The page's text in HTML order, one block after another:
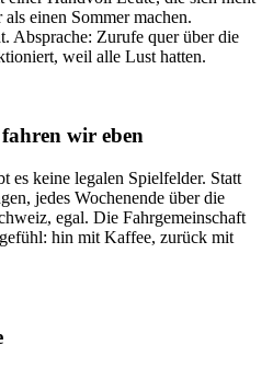
einen Sommer machen.
Absprache: Zurufe quer über die
weil alle Lust hatten.
wir eben
es keine legalen Spielfelder. Statt
jedes Wochenende über die
egal. Die Fahrgemeinschaft
hin mit Kaffee, zurück mit